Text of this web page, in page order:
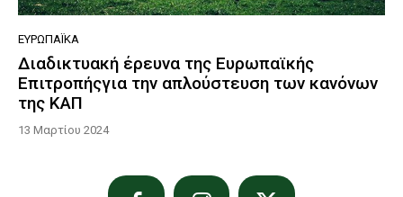
ΕΥΡΩΠΑΪΚΆ
Διαδικτυακή έρευνα της Ευρωπαϊκής
Επιτροπήςγια την απλούστευση των κανόνων
της ΚΑΠ
13 Μαρτίου 2024